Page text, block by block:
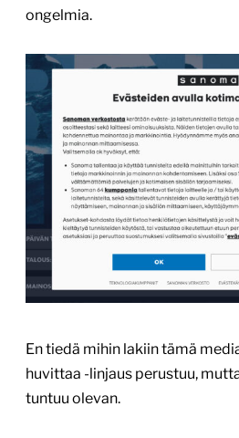
ongelmia.
En tiedä mihin lakiin tämä
huvittaa -linjaus perustuu,
tuntuu olevan.